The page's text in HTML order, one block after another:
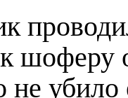
шоферу
не